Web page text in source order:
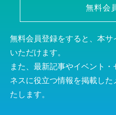
無料会
無料会員登録をすると、本
いただけます。
また、最新記事やイベント
ネスに役立つ情報を掲載し
たします。